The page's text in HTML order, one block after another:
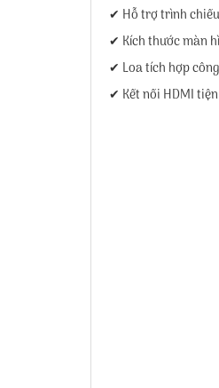
✔ Hỗ trợ trình
✔ Kích thước màn
✔ Loa tích hợp
✔ Kết nối HDMI